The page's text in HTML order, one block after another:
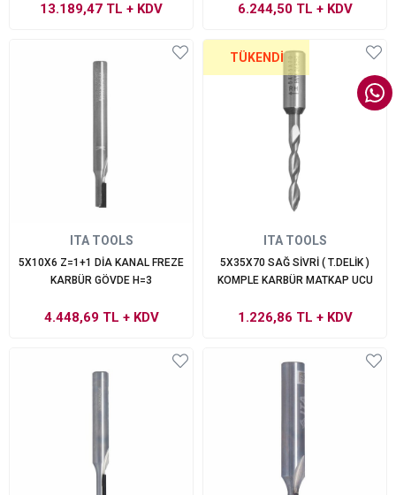
13.189,47 TL + KDV 6.244,50 TL + KDV
ITA TOOLS
5X10X6 Z=1+1 DİA KANAL FREZE
KARBÜR GÖVDE H=3
4.448,69 TL + KDV
TÜKENDI
ITA TOOLS
5X35X70 SAĞ SİVRİ ( T.DELİK )
KOMPLE KARBÜR MATKAP UCU
1.226,86 TL + KDV